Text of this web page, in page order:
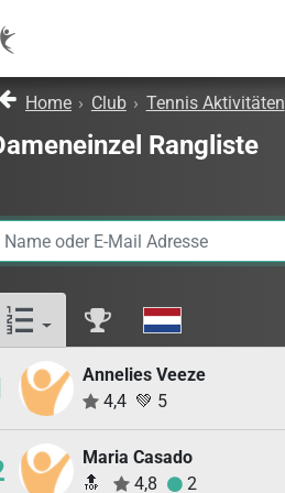
Home › Club › Tennis Aktivitäten
Rangliste
Annelies Veeze
4,4 💚 5
Maria Casado
🔝
4,8 2